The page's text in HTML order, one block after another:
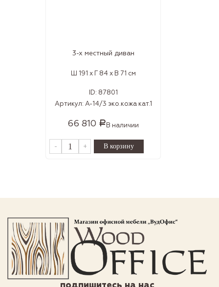
3-х местный диван
Ш 191 x Г 84 x В 71 см
ID: 87801
Артикул: А-14/3 эко.кожа кат.1
66 810 Р В наличии
- +